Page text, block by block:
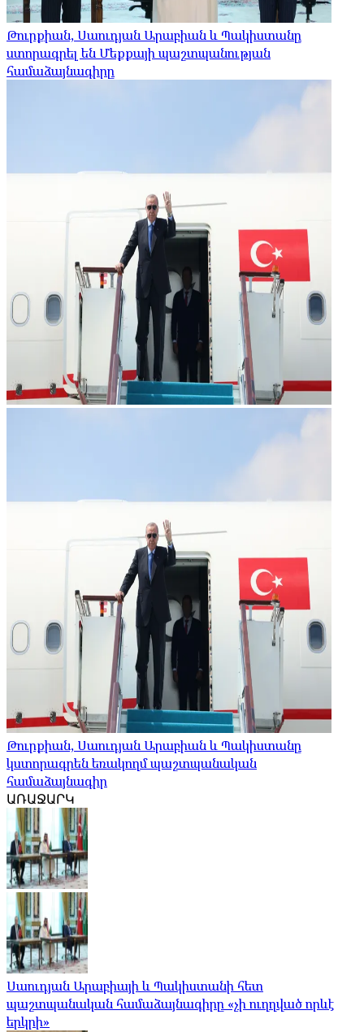
Թուրքիան, Սաուդյան Արաբիան և Պակիստանը
ստորագրել են Մեքքայի պաշտպանության
համաձայնագիրը
Թուրքիան, Սաուդյան Արաբիան և Պակիստանը
կստորագրեն եռակողմ պաշտպանական
համաձայնագիր
ԱՌԱՋԱՐԿ
Սաուդյան Արաբիայի և Պակիստանի հետ
պաշտպանական համաձայնագիրը «չի ուղղված որևէ
երկրի»